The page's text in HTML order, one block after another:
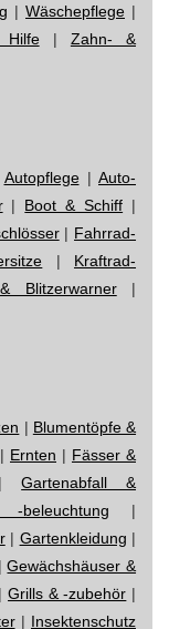
| Wäschepflege |
Hilfe| Zahn- &
Autopflege| Auto-
| Boot & Schiff |
| Fahrrad-
| Kraftrad-
Blitzerwarner|
| Blumentöpfe &
| Ernten | Fässer &
Gartenabfall &
beleuchtung |
| Gartenkleidung |
|Gewächshäuser &
Grills & -zubehör |
| Insektenschutz